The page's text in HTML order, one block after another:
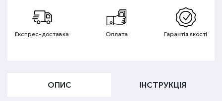
Експрес-доставка Оплата Гарантія якості
ОПИС ІНСТРУКЦІЯ